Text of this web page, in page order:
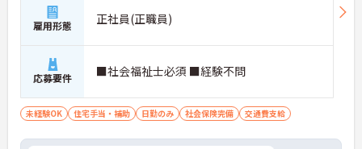
雇用形態 正社員(正職員)
応募要件 ■社会福祉士必須 ■経験不問
未経験OK 住宅手当・補助 日勤のみ 社会保険完備 交通費支給